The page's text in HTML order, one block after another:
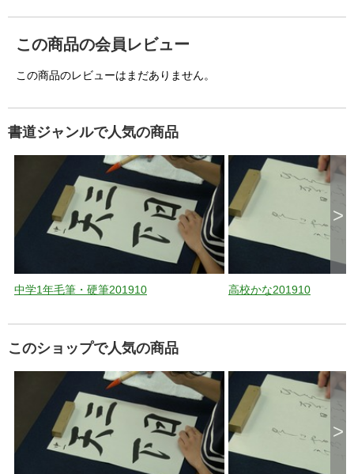
この商品の会員レビュー
この商品のレビューはまだありません。
書道ジャンルで人気の商品
中学1年毛筆・硬筆201910 高校かな201910
>
このショップで人気の商品
>